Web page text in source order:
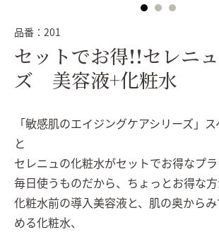
品番： 201
セットでお得!!セレニ
ズ 美容液+化粧水
「敏感肌のエイジングケアシリーズ」
と
セレニュの化粧水がセットでお得なプラ
毎日使うものだから、ちょっとお得な方
化粧水前の導入美容液と、肌の奥から
める化粧水、